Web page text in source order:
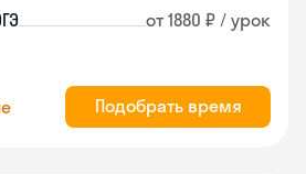
от 1880 ₽ / урок
Подобрать время